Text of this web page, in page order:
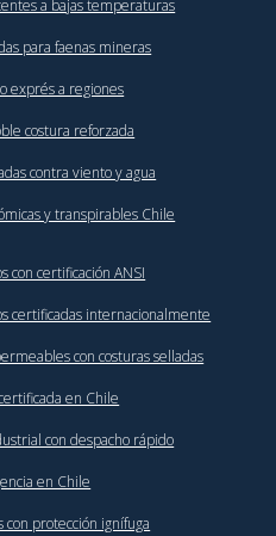
a bajas temperaturas
para faenas mineras
exprés a regiones
costura reforzada
contra viento y agua
y transpirables Chile
con certificación ANSI
certificadas internacionalmente
con costuras selladas
en Chile
con despacho rápido
en Chile
protección ignífuga